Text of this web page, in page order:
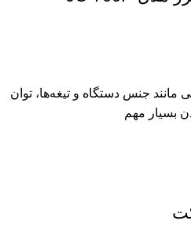
مانند جنس دستگاه و تیغه‌ها، توان
بسیار مهم